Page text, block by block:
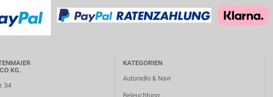
KG.
34
KATEGORIEN
Autoradio & Navi
Beleuchtung